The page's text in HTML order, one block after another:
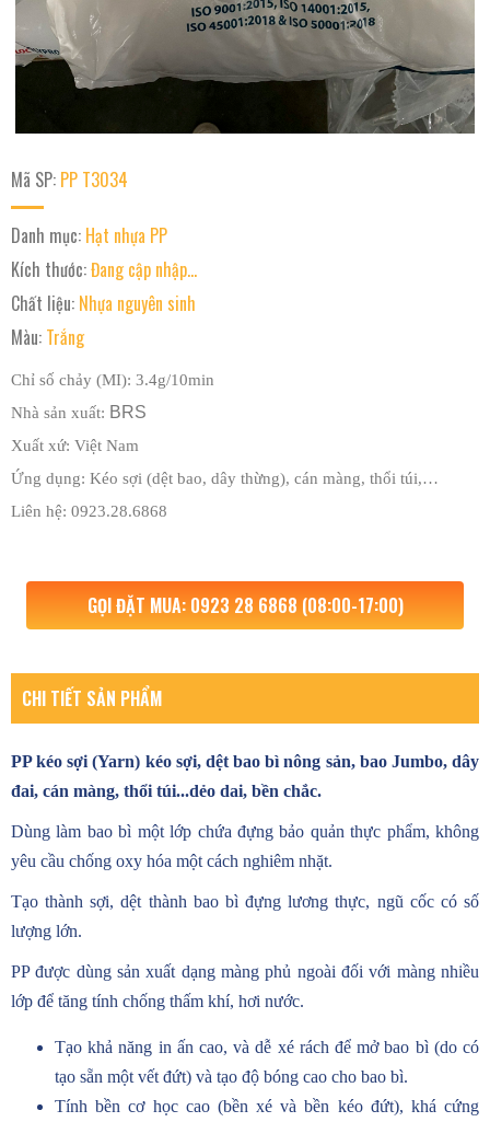
Mã SP: PP T3034
Danh mục: Hạt nhựa PP
Kích thước:Đang cập nhập...
Chất liệu: Nhựa nguyên sinh
Màu: Trắng
Chỉ số chảy (MI): 3.4g/10min
Nhà sản xuất: BRS
Xuất xứ: Việt Nam
Ứng dụng: Kéo sợi (dệt bao, dây thừng), cán màng, thổi túi,…
Liên hệ: 0923.28.6868
GỌI ĐẶT MUA: 0923 28 6868 (08:00-17:00)
CHI TIẾT SẢN PHẨM
PP kéo sợi (Yarn) kéo sợi, dệt bao bì nông sản, bao Jumbo, dây
đai, cán màng, thổi túi...dẻo dai, bền chắc.
Dùng làm bao bì một lớp chứa đựng bảo quản thực phẩm, không
yêu cầu chống oxy hóa một cách nghiêm nhặt.
Tạo thành sợi, dệt thành bao bì đựng lương thực, ngũ cốc có số
lượng lớn.
PP được dùng sản xuất dạng màng phủ ngoài đối với màng nhiều
lớp để tăng tính chống thấm khí, hơi nước.
Tạo khả năng in ấn cao, và dễ xé rách để mở bao bì (do có
tạo sẵn một vết đứt) và tạo độ bóng cao cho bao bì.
Tính bền cơ học cao (bền xé và bền kéo đứt), khá cứng